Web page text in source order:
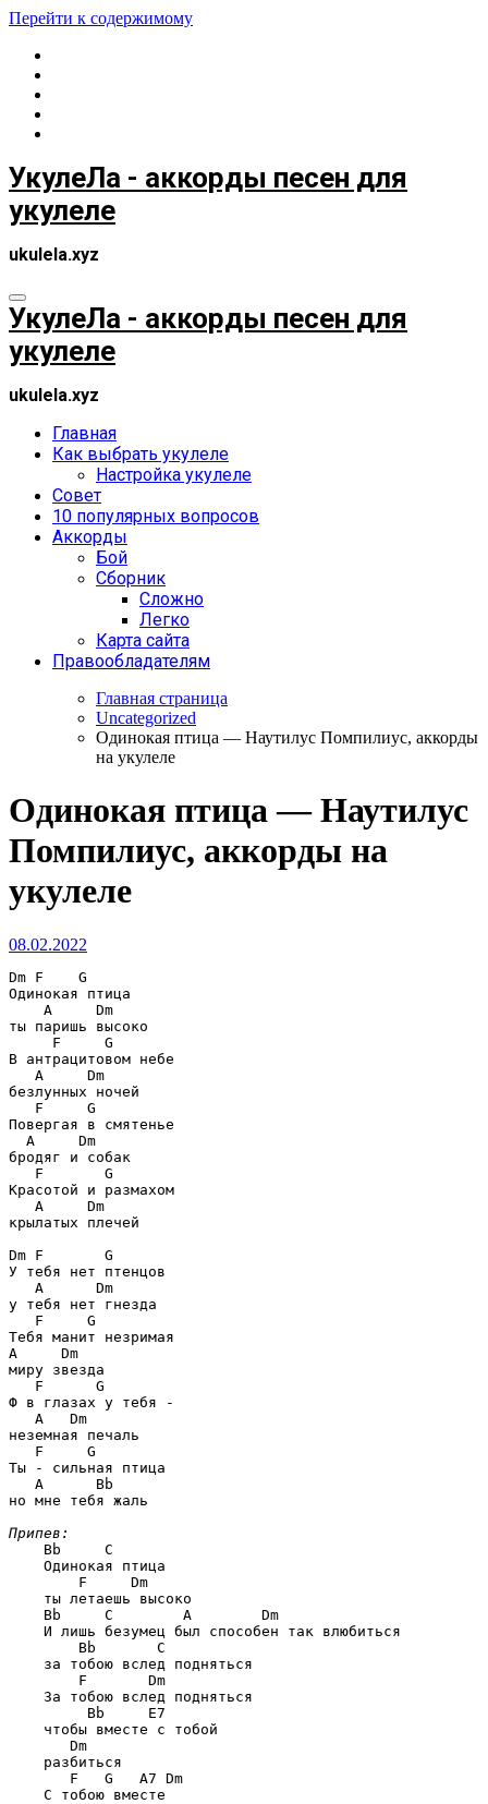
Перейти к содержимому
УкулеЛа - аккорды песен для
укулеле
ukulela.xyz
УкулеЛа - аккорды песен для
укулеле
ukulela.xyz
Главная
Как выбрать укулеле
Настройка укулеле
Совет
10 популярных вопросов
Аккорды
Бой
Сборник
Сложно
Легко
Карта сайта
Правообладателям
Главная страница
Uncategorized
Одинокая птица — Наутилус Помпилиус, аккорды
на укулеле
Одинокая птица — Наутилус
Помпилиус, аккорды на
укулеле
08.02.2022
Dm F    G
Одинокая птица
A     Dm
ты паришь высоко
F     G
В антрацитовом небе
A     Dm
безлунных ночей
F     G
Повергая в смятенье
A     Dm
бродяг и собак
F       G
Красотой и размахом
A     Dm
крылатых плечей
Dm F       G
У тебя нет птенцов
A      Dm
у тебя нет гнезда
F     G
A     Dm
миру звезда
F      G
Ф в глазах у тебя -
A   Dm
неземная печаль
F     G
Ты - сильная птица
A      Bb
но мне тебя жаль
Припев:
Bb     C
    Одинокая птица
F     Dm
    ты летаешь высоко
Bb     C        A        Dm
    И лишь безумец был способен так влюбиться
Bb       C
    за тобою вслед подняться
F       Dm
    За тобою вслед подняться
Bb     E7
    чтобы вместе с тобой
Dm
    разбиться
F   G   A7 Dm
    С тобою вместе